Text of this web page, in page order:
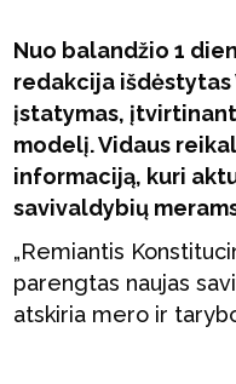
Nuo balandžio 1
redakcija
įstatymas,
modelį. Vidaus
informaciją, kuri
savivaldybių
„Remiantis
parengtas naujas
atskiria mero ir